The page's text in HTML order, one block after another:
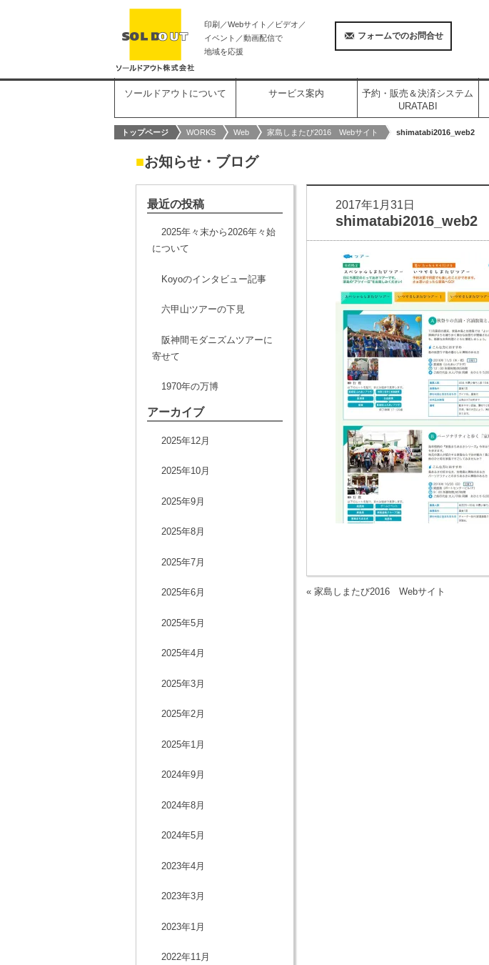
印刷／Webサイト／ビデオ／
イベント／動画配信で
地域を応援
フォームでのお問合せ
ソールドアウトについて サービス案内
予約・販売＆決済システム
URATABI
トップページ WORKS Web 家島しまたび2016 Webサイト shimatabi2016_web2
■お知らせ・ブログ
2017年1月31日
shimatabi2016_web2
« 家島しまたび2016 Webサイト
最近の投稿
2025年々末から2026年々始
について
Koyoのインタビュー記事
六甲山ツアーの下見
阪神間モダニズムツアーに
寄せて
1970年の万博
アーカイブ
2025年12月
2025年10月
2025年9月
2025年8月
2025年7月
2025年6月
2025年5月
2025年4月
2025年3月
2025年2月
2025年1月
2024年9月
2024年8月
2024年5月
2023年4月
2023年3月
2023年1月
2022年11月